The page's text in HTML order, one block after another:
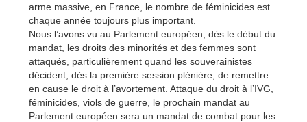
arme massive, en France, le nombre de féminicides est
chaque année toujours plus important.
Nous l’avons vu au Parlement européen, dès le début du
mandat, les droits des minorités et des femmes sont
attaqués, particulièrement quand les souverainistes
décident, dès la première session plénière, de remettre
en cause le droit à l’avortement. Attaque du droit à l’IVG,
féminicides, viols de guerre, le prochain mandat au
Parlement européen sera un mandat de combat pour les